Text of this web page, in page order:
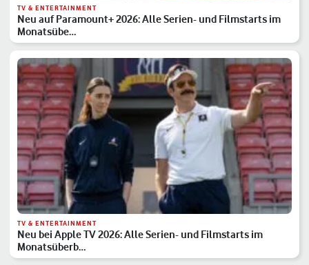
TV & ENTERTAINMENT
Neu auf Paramount+ 2026: Alle Serien- und Filmstarts im
Monatsübe…
TV & ENTERTAINMENT
Neu bei Apple TV 2026: Alle Serien- und Filmstarts im
Monatsüberb…